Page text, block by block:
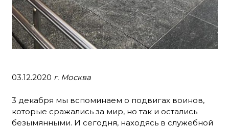
03.12.2020 г. Москва
3 декабря мы вспоминаем о подвигах воинов,
которые сражались за мир, но так и остались
безымянными. И сегодня, находясь в служебной